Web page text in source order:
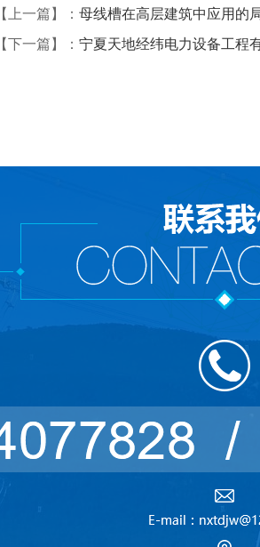
【上一篇】： 母线槽在高层建筑中应用的
【下一篇】： 宁夏天地经纬电力设备工程